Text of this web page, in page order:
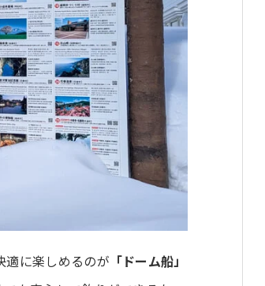
適に楽しめるのが 「ドーム船」